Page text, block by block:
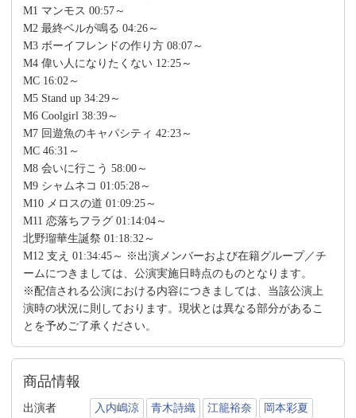
M1 マンモス 00:57～
M2 最終ベルが鳴る 04:26～
M3 ボーイフレンドの作り方 08:07～
M4 偉い人になりたくない 12:25～
MC 16:02～
M5 Stand up 34:29～
M6 Coolgirl 38:39～
M7 回遊魚のキャパシティ 42:23～
MC 46:31～
M8 会いに行こう 58:00～
M9 シャムネコ 01:05:28～
M10 メロスの道 01:09:25～
M11 恋落ちフラグ 01:14:04～
北野瑠華生誕祭 01:18:32～
M12 支え 01:34:45～ ※出演メンバーおよび在籍グループ／チ
ームにつきましては、公演実施日時点のものとなります。
※配信される公演における内容につきましては、当該公演上
演時の状況に則しております。現状とは異なる部分があるこ
とを予めご了承ください。
商品情報
出演者 入内嶋涼 青木詩織 江籠裕奈 岡本彩夏